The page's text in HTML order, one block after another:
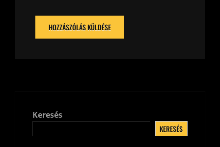
Keresés
KERESÉS